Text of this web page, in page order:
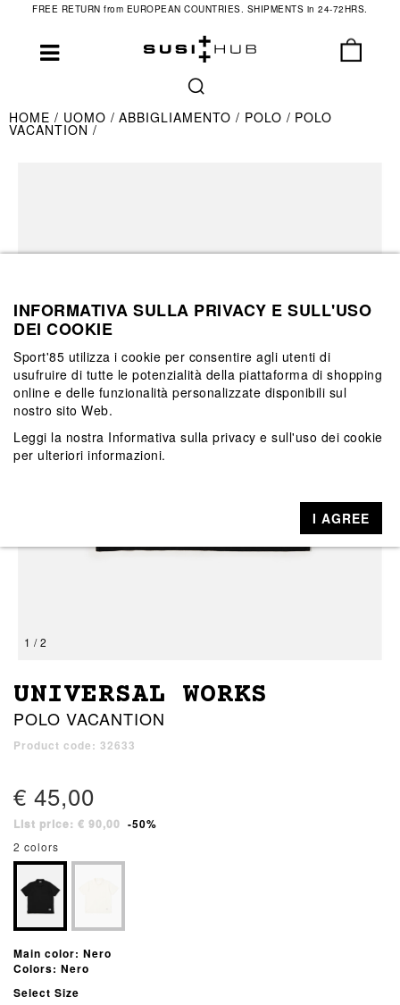
FREE RETURN from EUROPEAN COUNTRIES. SHIPMENTS in 24-72HRS.
HOME UOMO ABBIGLIAMENTO POLO POLO
VACANTION
1 / 2
UNIVERSAL WORKS
POLO VACANTION
Product code: 32633
€ 45,00
List price: € 90,00 -50%
2 colors
Main color: Nero
Colors: Nero
Select Size
INFORMATIVA SULLA PRIVACY E SULL'USO
DEI COOKIE
Sport'85 utilizza i cookie per consentire agli utenti di
usufruire di tutte le potenzialità della piattaforma di shopping
online e delle funzionalità personalizzate disponibili sul
nostro sito Web.
Leggi la nostra Informativa sulla privacy e sull'uso dei cookie
per ulteriori informazioni.
I AGREE